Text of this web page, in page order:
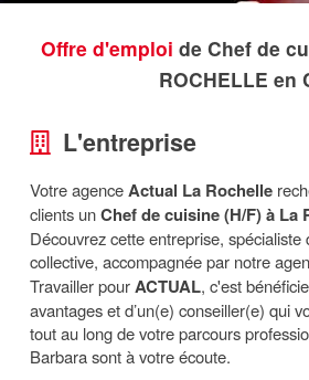
Offre d'emploi de Chef de
ROCHELLE en
L'entreprise
Votre agenceActual La Rochelle
clients unChef de cuisine (H/F) à La
Découvrez cette entreprise, spécialiste
collective, accompagnée par notre
Travailler pourACTUAL, c'est
avantages et d’un(e) conseiller(e) qui
tout au long de votre parcours
Barbara sont à votre écoute.